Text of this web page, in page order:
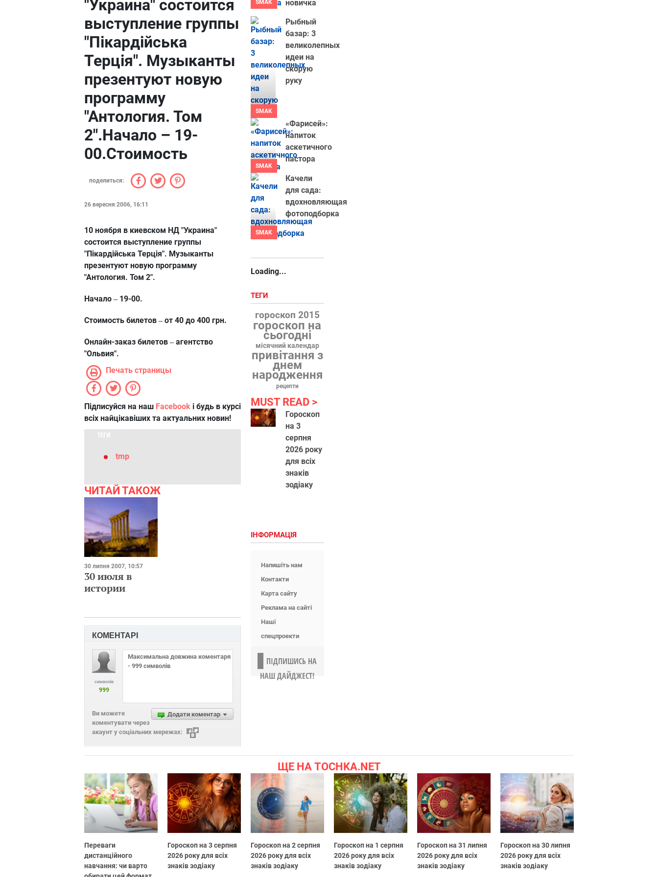
"Украина" состоится
выступление группы
"Пікардійська
Терція". Музыканты
презентуют новую
программу
"Антология. Том
2".Начало – 19-
00.Стоимость
поделиться:
26 вересня 2006, 16:11
10 ноября в киевском НД "Украина"
состоится выступление группы
"Пікардійська Терція". Музыканты
презентуют новую программу
"Антология. Том 2".
Начало – 19-00.
Стоимость билетов – от 40 до 400 грн.
Онлайн-заказ билетов – агентство
"Ольвия".
Печать страницы
Підписуйся на наш Facebook і будь в курсі
всіх найцікавіших та актуальних новин!
ТЕГИ
tmp
ЧИТАЙ ТАКОЖ
30 липня 2007, 10:57
30 июля в
истории
КОМЕНТАРІ
символів
999
Додати коментар
Ви можете
коментувати через
акаунт у соціальних мережах:
SMAK
новичка
SMAK
Рыбный
базар: 3
великолепных
идеи на
скорую
руку
SMAK
«Фарисей»:
напиток
аскетичного
пастора
SMAK
Качели
для сада:
вдохновляющая
фотоподборка
Loading...
ТЕГИ
гороскоп 2015
гороскоп на
сьогодні
місячний календар
привітання з
днем
народження
рецепти
MUST READ
Гороскоп
на 3
серпня
2026 року
для всіх
знаків
зодіаку
ІНФОРМАЦІЯ
Напишіть нам
Контакти
Карта сайту
Реклама на сайті
Наші
спецпроекти
ПІДПИШИСЬ НА
НАШ ДАЙДЖЕСТ!
ЩЕ НА TOCHKA.NET
Переваги
дистанційного
навчання: чи варто
Гороскоп на 3 серпня
2026 року для всіх
знаків зодіаку
Гороскоп на 2 серпня
2026 року для всіх
знаків зодіаку
Гороскоп на 1 серпня
2026 року для всіх
знаків зодіаку
Гороскоп на 31 липня
2026 року для всіх
знаків зодіаку
Гороскоп на 30 липня
2026 року для всіх
знаків зодіаку